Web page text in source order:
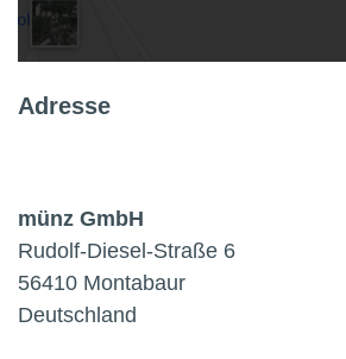
Adresse
münz GmbH
Rudolf-Diesel-Straße 6
56410 Montabaur
Deutschland